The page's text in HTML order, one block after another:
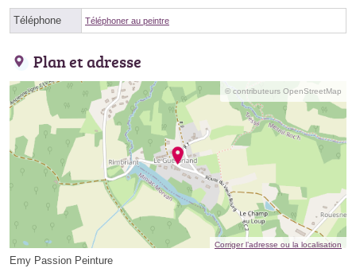
Téléphone Téléphoner au peintre
Plan et adresse
© contributeurs OpenStreetMap
Corriger l’adresse ou la localisation
Emy Passion Peinture